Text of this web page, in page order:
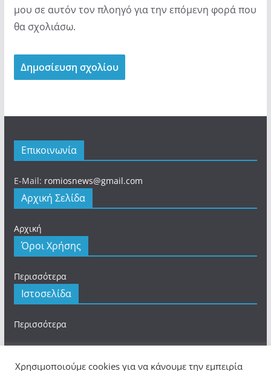
μου σε αυτόν τον πλοηγό για την επόμενη φορά που
θα σχολιάσω.
Επικοινωνία
E-Mail: romiosnews@gmail.com
Αρχική Σελίδα
Αρχική
Όροι Χρήσης
Περισσότερα
Ιστοσελίδα
Περισσότερα
Χρησιμοποιούμε cookies για να κάνουμε την εμπειρία